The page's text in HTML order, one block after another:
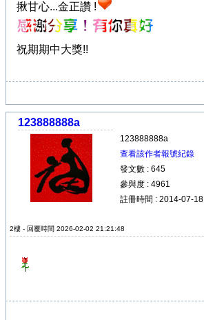
揪甘心...金正讚 !
祝期期中大獎!!
123888888a
123888888a
查看該作者報號紀錄
發文數 : 645
參與度 : 4961
註冊時間 : 2014-07-18
2樓 - 回覆時間 2026-02-02 21:21:48